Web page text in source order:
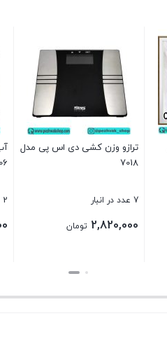
ترازو وزن کشی دی اس پی مدل
7018
7 عدد در انبار
2,820,000 تومان
2 عدد در انبار